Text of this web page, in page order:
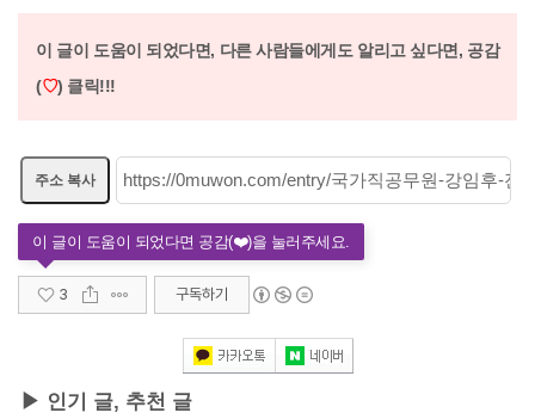
이 글이 도움이 되었다면, 다른 사람들에게도 알리고 싶다면, 공감
(♡) 클릭!!!
주소 복사
3 구독하기
▶ 인기 글, 추천 글